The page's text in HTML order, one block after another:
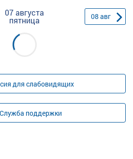
07 августа
пятница 08 авг
для слабовидящих
Служба поддержки